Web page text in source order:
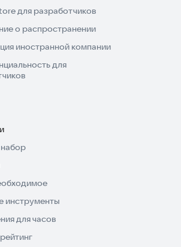
для разработчиков
о распространении
иностранной компании
для
инструменты
для часов